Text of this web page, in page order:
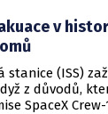
vesmíru.
k realizaci
republiky na
v
stanice (ISS)
z důvodů,
SpaceX